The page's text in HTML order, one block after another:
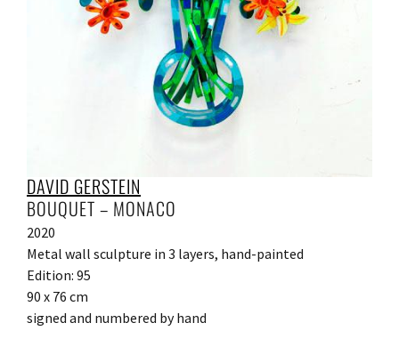
DAVID GERSTEIN
BOUQUET – MONACO
2020
Metal wall sculpture in 3 layers, hand-painted
Edition: 95
90 x 76 cm
signed and numbered by hand